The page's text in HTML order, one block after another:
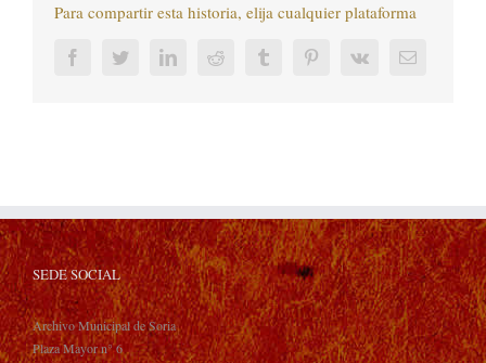
Para compartir esta historia, elija cualquier plataforma
FacebookTwitterLinkedInReddit Tumblr PinterestVk
Correo
SEDE SOCIAL
Archivo Municipal de Soria
Plaza Mayor n° 6